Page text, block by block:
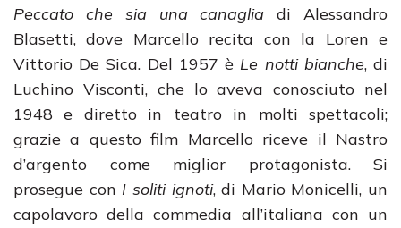
Peccato che sia una canaglia di Alessandro
Blasetti, dove Marcello recita con la Loren e
Vittorio De Sica. Del 1957 è Le notti bianche, di
Luchino Visconti, che lo aveva conosciuto nel
1948 e diretto in teatro in molti spettacoli;
grazie a questo film Marcello riceve il Nastro
d’argento come miglior protagonista. Si
prosegue con I soliti ignoti, di Mario Monicelli, un
capolavoro della commedia all’italiana con un